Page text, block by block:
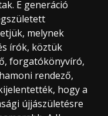
E generáció
melynek
írók, köztük
forgatókönyvíró,
rendező,
hogy a
újjászületésre